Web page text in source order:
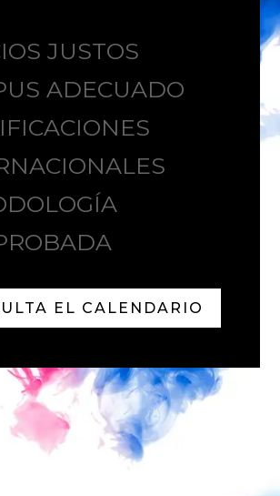
JUSTOS
ADECUADO
EL CALENDARIO